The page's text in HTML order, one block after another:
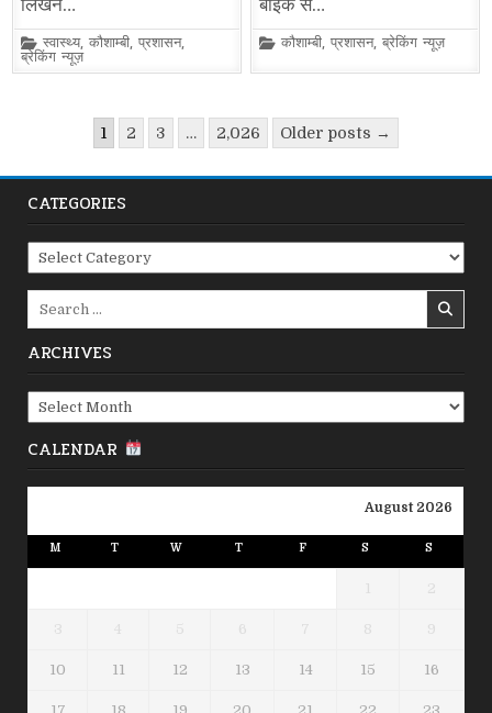
लिखने…
Posted
in
स्वास्थ्य,कौशाम्बी,प्रशासन,
ब्रेकिंग न्यूज़
बाइक से…
Posted
कौशाम्बी,प्रशासन,ब्रेकिंग न्यूज़
pagination
1 2 3 … 2,026 Older posts →
CATEGORIES
Categories
ARCHIVES
Archives
CALENDAR
August 2026
M T W T F S S
1 2
3 4 5 6 7 8 9
10 11 12 13 14 15 16